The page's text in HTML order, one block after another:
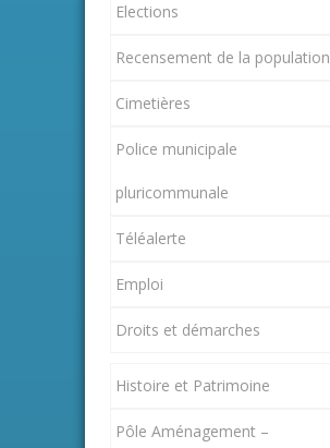
Elections
Recensement de la population
Cimetières
Police municipale
pluricommunale
Téléalerte
Emploi
Droits et démarches
Histoire et Patrimoine
Pôle Aménagement –